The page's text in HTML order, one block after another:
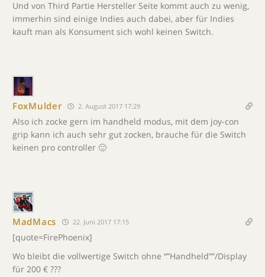
Und von Third Partie Hersteller Seite kommt auch zu wenig,
immerhin sind einige Indies auch dabei, aber für Indies
kauft man als Konsument sich wohl keinen Switch.
FoxMulder 2. August 2017 17:29
Also ich zocke gern im handheld modus, mit dem joy-con
grip kann ich auch sehr gut zocken, brauche für die Switch
keinen pro controller 🙂
MadMacs 22. Juni 2017 17:15
[quote=FirePhoenix]
Wo bleibt die vollwertige Switch ohne “”Handheld””/Display
für 200 € ???